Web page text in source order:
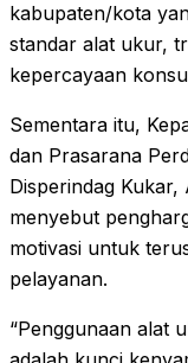
kabupaten/kota
standar alat ukur,
kepercayaan
Sementara itu,
dan Prasarana
Disperindag
menyebut
motivasi untuk
pelayanan.
“Penggunaan alat